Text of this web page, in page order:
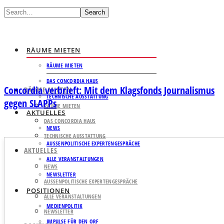
Search
RÄUME MIETEN
RÄUME MIETEN
DAS CONCORDIA HAUS
TECHNISCHE AUSSTATTUNG
AKTUELLES
NEWS
AUSSENPOLITISCHE EXPERTENGESPRÄCHE
ALLE VERANSTALTUNGEN
NEWSLETTER
POSITIONEN
MEDIENPOLITIK
IMPULSE FÜR DEN ORF
RÄUME MIETEN
RÄUME MIETEN
DAS CONCORDIA HAUS
TECHNISCHE AUSSTATTUNG
AKTUELLES
NEWS
AUSSENPOLITISCHE EXPERTENGESPRÄCHE
ALLE VERANSTALTUNGEN
NEWSLETTER
Concordia verbrieft: Mit dem Klagsfonds Journalismus
gegen SLAPPs